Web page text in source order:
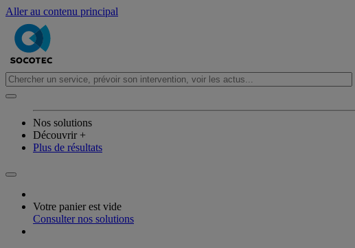
Aller au contenu principal
Nos solutions
Découvrir +
Plus de résultats
Votre panier est vide
Consulter nos solutions